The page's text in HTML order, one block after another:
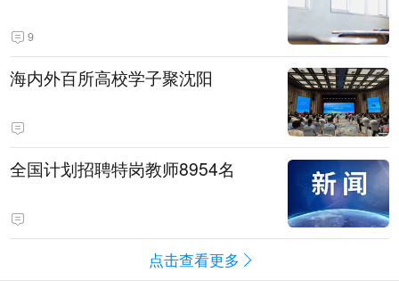
9
海内外百所高校学子聚沈阳
全国计划招聘特岗教师8954名
点击查看更多